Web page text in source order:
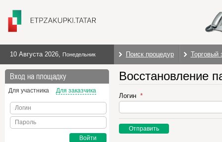
10 Августа 2026, Понедельник Поиск процедур Торговый
Вход на площадку
Для участника Для заказчика
Логин
Пароль
Войти
Восстановление
Логин
Отправить